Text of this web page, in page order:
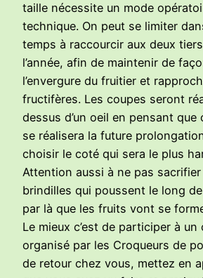
taille nécessite un mode
technique. On peut se limiter
temps à raccourcir aux deux
l’année, afin de maintenir de
l’envergure du fruitier et
fructifères. Les coupes seront
dessus d’un oeil en pensant que
se réalisera la future
choisir le coté qui sera le plus
Attention aussi à ne pas
brindilles qui poussent le long de
par là que les fruits vont se
Le mieux c’est de participer à
organisé par les Croqueurs de
de retour chez vous, mettez en